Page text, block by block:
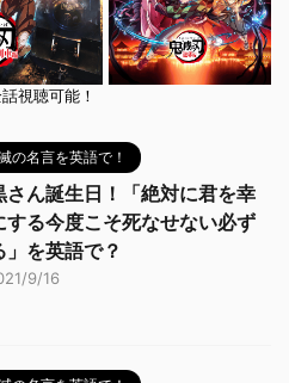
視聴可能！
の名言を英語で！
さん誕生日！「絶対に君を幸
する今度こそ死なせない必ず
」を英語で？
9/16